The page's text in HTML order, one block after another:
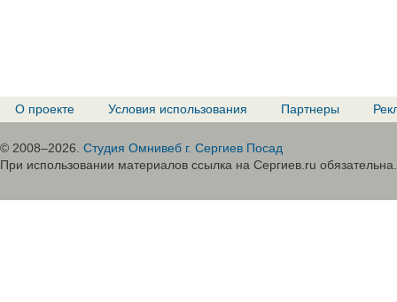
О проекте Условия использования Партнеры
© 2008–2026. Студия Омнивеб г. Сергиев Посад
При использовании материалов ссылка на Сергиев.ru обязательна.